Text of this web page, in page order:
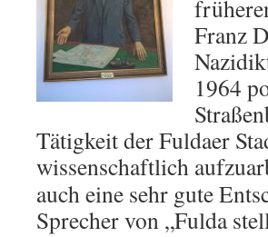
Franz
1964
Tätigkeit der Fuldaer
wissenschaftlich
auch eine sehr gute
Sprecher von „Fulda